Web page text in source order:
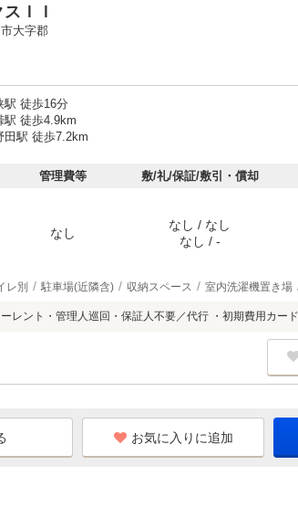
ＩＩ
大字郡
駅 徒歩16分
駅 徒歩4.9km
田駅 徒歩7.2km
管理費等 敷/礼/保証/敷引・償却
なし
なし / なし
なし / -
レ別 駐車場(近隣含) 収納スペース 室内洗濯機置き場
レント・管理人巡回・保証人不要／代行 ・初期費用カー
お気に入りに追加